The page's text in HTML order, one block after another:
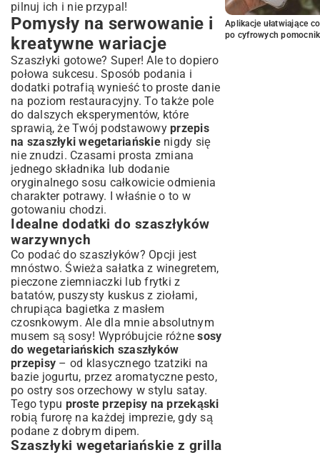
pilnuj ich i nie przypal!
Pomysły na serwowanie i
kreatywne wariacje
Szaszłyki gotowe? Super! Ale to dopiero
połowa sukcesu. Sposób podania i
dodatki potrafią wynieść to proste danie
na poziom restauracyjny. To także pole
do dalszych eksperymentów, które
sprawią, że Twój podstawowy przepis
na szaszłyki wegetariańskienigdy się
nie znudzi. Czasami prosta zmiana
jednego składnika lub dodanie
oryginalnego sosu całkowicie odmienia
charakter potrawy. I właśnie o to w
gotowaniu chodzi.
Idealne dodatki do szaszłyków
warzywnych
Co podać do szaszłyków? Opcji jest
mnóstwo. Świeża sałatka z winegretem,
pieczone ziemniaczki lub frytki z
batatów, puszysty kuskus z ziołami,
chrupiąca bagietka z masłem
czosnkowym. Ale dla mnie absolutnym
musem są sosy! Wypróbujcie różnesosy
do wegetariańskich szaszłyków
przepisy – od klasycznego tzatziki na
bazie jogurtu, przez aromatyczne pesto,
po ostry sos orzechowy w stylu satay.
Tego typu proste przepisy na przekąski
robią furorę na każdej imprezie, gdy są
podane z dobrym dipem.
Szaszłyki wegetariańskie z grilla
Aplikacje ułatwiające
po cyfrowych